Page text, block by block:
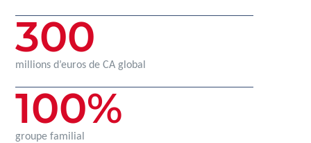
millions d’euros de CA global
300
groupe familial
100%